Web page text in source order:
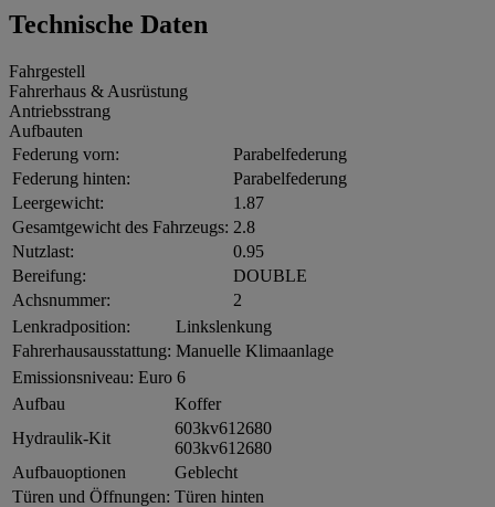
Technische Daten
Fahrgestell
Fahrerhaus & Ausrüstung
Antriebsstrang
Aufbauten
Federung vorn:
Parabelfederung
Federung hinten:
Parabelfederung
Leergewicht:
1.87
Gesamtgewicht des Fahrzeugs: 2.8
Nutzlast:
0.95
Bereifung:
DOUBLE
Achsnummer:
2
Lenkradposition:
Linkslenkung
Fahrerhausausstattung: Manuelle Klimaanlage
Emissionsniveau: Euro 6
Aufbau
Koffer
Hydraulik-Kit
603kv612680
603kv612680
Aufbauoptionen
Geblecht
Türen und Öffnungen: Türen hinten